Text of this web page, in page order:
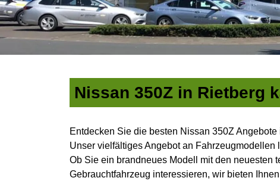
Nissan 350Z in Rietberg
Entdecken Sie die besten Nissan 350Z
Unser vielfältiges Angebot an Fahrzeugmodellen
Ob Sie ein brandneues Modell mit den neuesten
Gebrauchtfahrzeug interessieren, wir bieten